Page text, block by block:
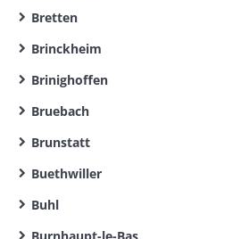
Bretten
Brinckheim
Brinighoffen
Bruebach
Brunstatt
Buethwiller
Buhl